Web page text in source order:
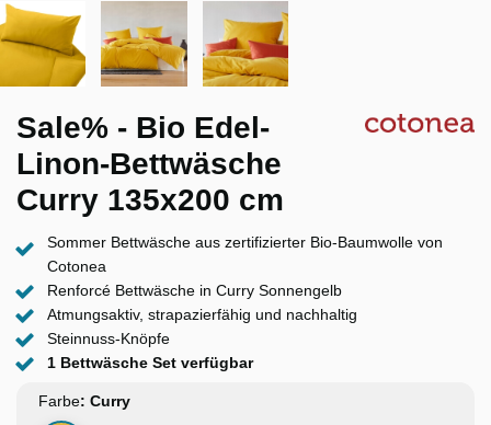
Sale% - Bio Edel-
Linon-Bettwäsche
Curry 135x200 cm
Sommer Bettwäsche aus zertifizierter Bio-Baumwolle von
Cotonea
Renforcé Bettwäsche in Curry Sonnengelb
Atmungsaktiv, strapazierfähig und nachhaltig
Steinnuss-Knöpfe
1 Bettwäsche Set verfügbar
Farbe